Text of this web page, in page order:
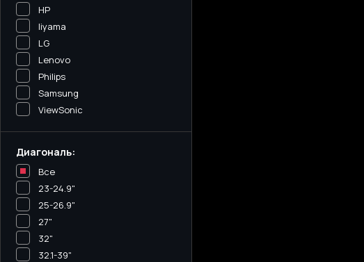
HP
Iiyama
LG
Lenovo
Philips
Samsung
ViewSonic
Диагональ:
Все
23-24.9"
25-26.9"
27"
32"
32.1-39"